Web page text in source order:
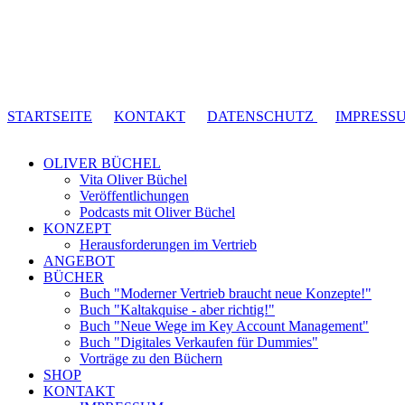
STARTSEITE KONTAKT DATENSCHUTZ
OLIVER BÜCHEL
Vita Oliver Büchel
Veröffentlichungen
Podcasts mit Oliver Büchel
KONZEPT
Herausforderungen im Vertrieb
ANGEBOT
BÜCHER
Buch "Moderner Vertrieb braucht neue Konzepte!"
Buch "Kaltakquise - aber richtig!"
Buch "Neue Wege im Key Account Management"
Buch "Digitales Verkaufen für Dummies"
Vorträge zu den Büchern
SHOP
KONTAKT